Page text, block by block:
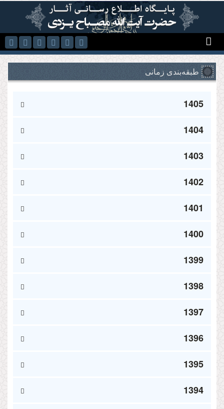
رفتن به محتوای اصلی
طبقه‌بندی زمانی
1405
1404
1403
1402
1401
1400
1399
1398
1397
1396
1395
1394